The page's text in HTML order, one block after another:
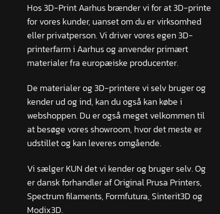
Hos 3D-Print Aarhus brænder vi for at 3D-printe
for vores kunder, uanset om du er virksomhed
eller privatperson. Vi driver vores egen 3D-
printerfarm i Aarhus og anvender primært
materialer fra europæiske producenter.
De materialer og 3D-printere vi selv bruger og
kender ud og ind, kan du også kan købe i
webshoppen. Du er også meget velkommen til
at besøge vores showroom, hvor det meste er
udstillet og kan leveres omgående.
Vi sælger KUN det vi kender og bruger selv. Og
er dansk forhandler af Original Prusa Printers,
Spectrum filaments, Formfutura, Sinterit3D og
Modix3D.